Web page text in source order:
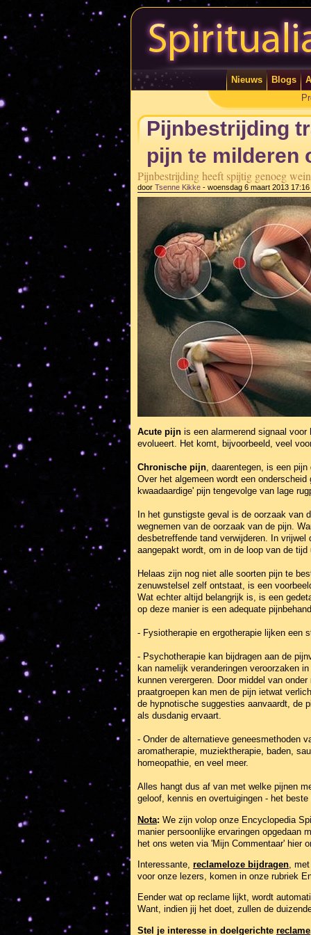
Nieuws Blogs
Pijnbestrijding
pijn te milderen
Pijnbestrijding heeft spijtig genoeg
door Tsenne Kikke - woensdag 6 maart 2013 17:16
Acute pijn is een alarmerend signaal
evolueert. Het komt, bijvoorbeeld, veel
Chronische pijn, daarentegen, is een
Over het algemeen wordt een
kwaadaardige' pijn tengevolge van lage
In het gunstigste geval is de oorzaak van
wegnemen van de oorzaak van de pijn.
desbetreffende tand verwijderen. In
aangepakt wordt, om in de loop van de tijd
Helaas zijn nog niet alle soorten pijn te
zenuwstelsel zelf ontstaat, is een
Wat echter altijd belangrijk is, is een
op deze manier is een adequate
- Fysiotherapie en ergotherapie lijken een
- Psychotherapie kan bijdragen aan de
kan namelijk veranderingen veroorzaken
kunnen verergeren. Door middel van
praatgroepen kan men de pijn ietwat
de hypnotische suggesties aanvaardt, de
als dusdanig ervaart.
- Onder de alternatieve geneesmethoden
aromatherapie, muziektherapie, baden,
homeopathie, en veel meer.
Alles hangt dus af van met welke pijnen
geloof, kennis en overtuigingen - het
Nota: We zijn volop onze Encyclopedia
manier persoonlijke ervaringen opgedaan
het ons weten via 'Mijn Commentaar' hier
Interessante, reclameloze bijdragen ,
voor onze lezers, komen in onze rubriek
Eender wat op reclame lijkt, wordt
Want, indien jij het doet, zullen de
Stel je interesse in doelgerichte